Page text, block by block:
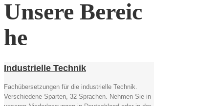
Unsere Bereic
he
Industrielle Technik
Fachübersetzungen für die industrielle Technik.
Verschiedene Sparten, 32 Sprachen. Nehmen Sie in